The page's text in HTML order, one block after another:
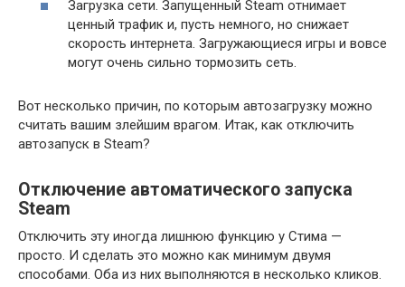
Загрузка сети. Запущенный Steam отнимает
ценный трафик и, пусть немного, но снижает
скорость интернета. Загружающиеся игры и вовсе
могут очень сильно тормозить сеть.
Вот несколько причин, по которым автозагрузку можно
считать вашим злейшим врагом. Итак, как отключить
автозапуск в Steam?
Отключение автоматического запуска
Steam
Отключить эту иногда лишнюю функцию у Стима —
просто. И сделать это можно как минимум двумя
способами. Оба из них выполняются в несколько кликов.